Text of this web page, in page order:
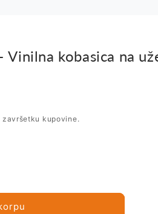
Vinilna kobasica na
kupovine.